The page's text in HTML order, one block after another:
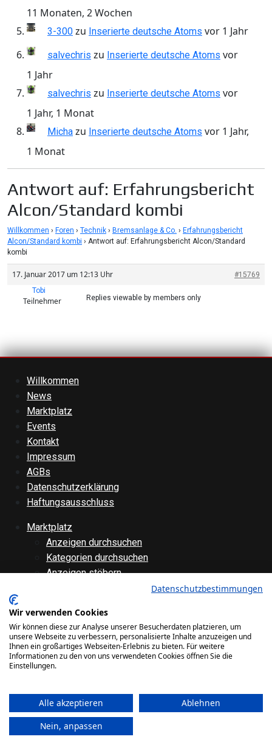
11 Monaten, 2 Wochen
3-300 zu Inserierte deutsche Atoms vor 1 Jahr
salvechris zu Inserierte deutsche Atoms vor
1 Jahr
salvechris zu Inserierte deutsche Atoms vor
1 Jahr, 1 Monat
Micha zu Inserierte deutsche Atoms vor 1 Jahr,
1 Monat
Antwort auf: Erfahrungsbericht
Alcon/Standard kombi
Willkommen › Foren › Technik › Bremsanlage & Co. › Erfahrungsbericht
Alcon/Standard kombi › Antwort auf: Erfahrungsbericht Alcon/Standard
kombi
17. Januar 2017 um 12:13 Uhr
#15769
Tobi
Teilnehmer Replies viewable by members only
Willkommen
News
Marktplatz
Events
Kontakt
Impressum
AGBs
Datenschutzerklärung
Haftungsausschluss
Marktplatz
Anzeigen durchsuchen
Kategorien durchsuchen
Anzeigen stöbern
Forenübersicht
Technik
Verschiedenes
Websiteinternes
Bilder
Videos
Datenschutzbestimmungen
Wir verwenden Cookies
Wir können diese zur Analyse unserer Besucherdaten platzieren, um
unsere Webseite zu verbessern, personalisierte Inhalte anzuzeigen und
Ihnen ein großartiges Webseiten-Erlebnis zu bieten. Für weitere
Informationen zu den von uns verwendeten Cookies öffnen Sie die
Einstellungen.
Alle akzeptieren
Ablehnen
Nein, anpassen